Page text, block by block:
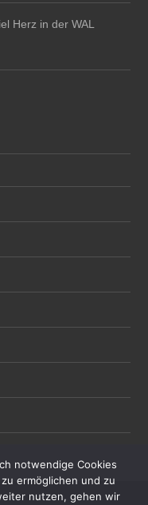
Herz in der WAL
notwendige Cookies
ermöglichen und zu
nutzen, gehen wir